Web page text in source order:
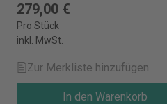
279,00 €
Pro Stück
inkl. MwSt.
Zur Merkliste hinzufügen
In den Warenkorb